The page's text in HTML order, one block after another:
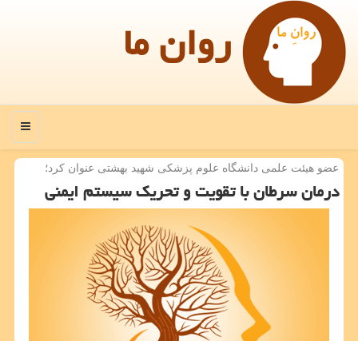
روان ما
منو
عضو هیئت علمی دانشگاه علوم پزشكی شهید بهشتی عنوان كرد؛
درمان سرطان با تقویت و تحریك سیستم ایمنی